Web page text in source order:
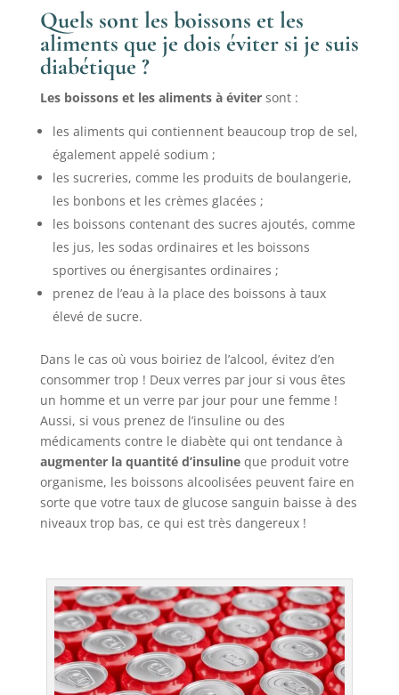
Quels sont les boissons et les
aliments que je dois éviter si je suis
diabétique ?
Les boissons et les aliments à évitersont :
les aliments qui contiennent beaucoup trop de sel,
également appelé sodium ;
les sucreries, comme les produits de boulangerie,
les bonbons et les crèmes glacées ;
les boissons contenant des sucres ajoutés, comme
les jus, les sodas ordinaires et les boissons
sportives ou énergisantes ordinaires ;
prenez de l’eau à la place des boissons à taux
élevé de sucre.
Dans le cas où vous boiriez de l’alcool, évitez d’en
consommer trop ! Deux verres par jour si vous êtes
un homme et un verre par jour pour une femme !
Aussi, si vous prenez de l’insuline ou des
médicaments contre le diabète qui ont tendance à
augmenter la quantité d’insulineque produit votre
organisme, les boissons alcoolisées peuvent faire en
sorte que votre taux de glucose sanguin baisse à des
niveaux trop bas, ce qui est très dangereux !